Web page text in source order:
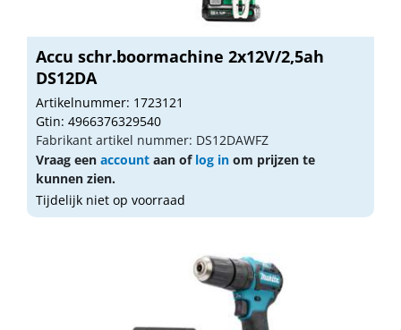
Accu schr.boormachine 2x12V/2,5ah
DS12DA
Artikelnummer: 1723121
Gtin: 4966376329540
Fabrikant artikel nummer: DS12DAWFZ
Vraag een account aan of log in om prijzen te
kunnen zien.
Tijdelijk niet op voorraad